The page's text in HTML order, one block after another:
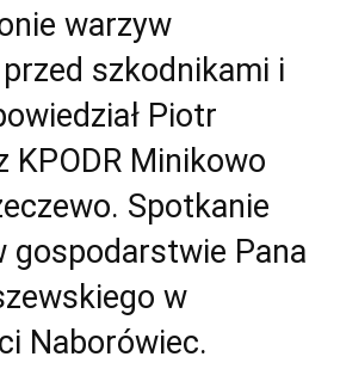
warzyw
szkodnikami i
Piotr
KPODR Minikowo
Spotkanie
gospodarstwie Pana
w
Naborówiec.